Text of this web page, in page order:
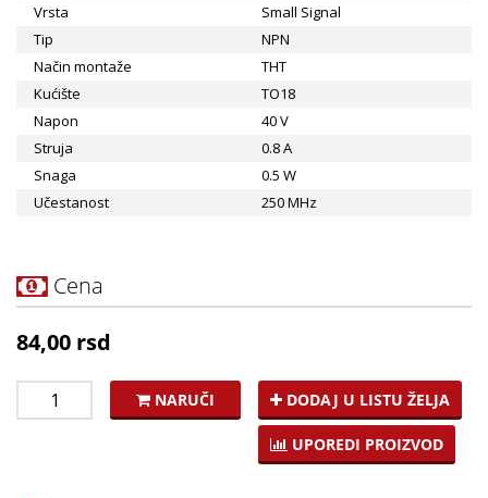
Vrsta
Small Signal
Tip
NPN
Način montaže
THT
Kućište
TO18
Napon
40 V
Struja
0.8 A
Snaga
0.5 W
Učestanost
250 MHz
Cena
84,00 rsd
NARUČI DODAJ U LISTU ŽELJA
UPOREDI PROIZVOD